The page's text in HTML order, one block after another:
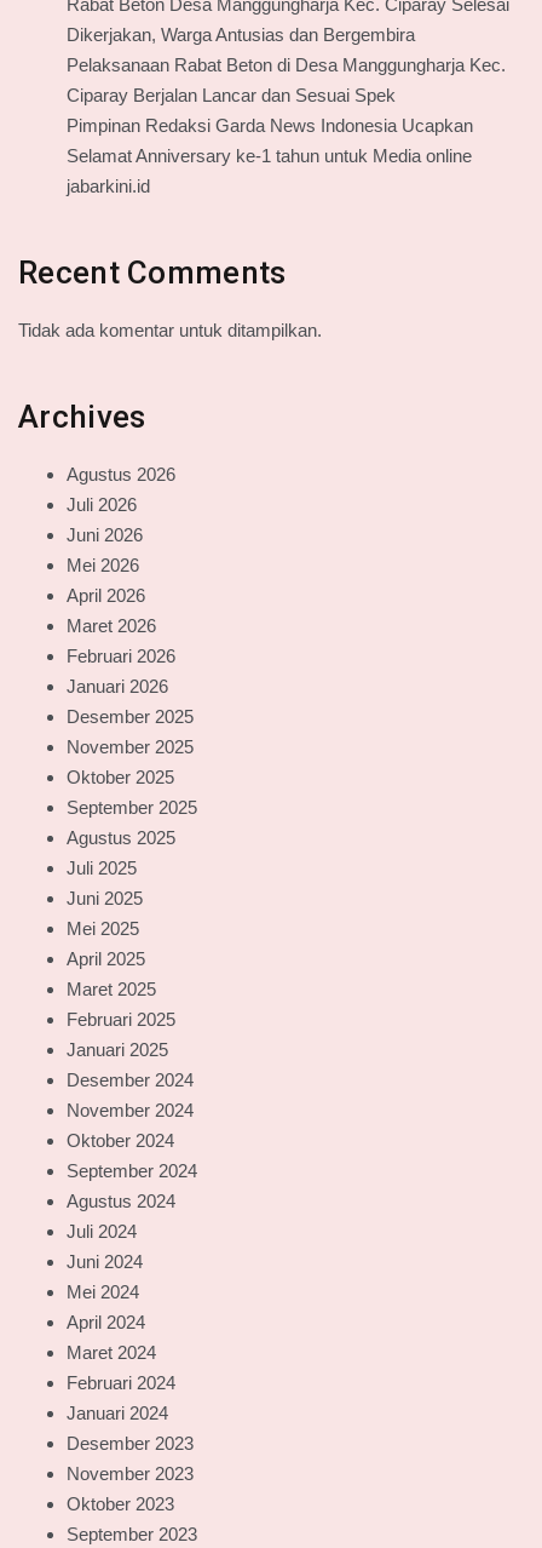
Dikerjakan, Warga Antusias dan Bergembira
Pelaksanaan Rabat Beton di Desa Manggungharja Kec.
Ciparay Berjalan Lancar dan Sesuai Spek
Pimpinan Redaksi Garda News Indonesia Ucapkan
Selamat Anniversary ke-1 tahun untuk Media online
jabarkini.id
Recent Comments
Tidak ada komentar untuk ditampilkan.
Archives
Agustus 2026
Juli 2026
Juni 2026
Mei 2026
April 2026
Maret 2026
Februari 2026
Januari 2026
Desember 2025
November 2025
Oktober 2025
September 2025
Agustus 2025
Juli 2025
Juni 2025
Mei 2025
April 2025
Maret 2025
Februari 2025
Januari 2025
Desember 2024
November 2024
Oktober 2024
September 2024
Agustus 2024
Juli 2024
Juni 2024
Mei 2024
April 2024
Maret 2024
Februari 2024
Januari 2024
Desember 2023
November 2023
Oktober 2023
September 2023